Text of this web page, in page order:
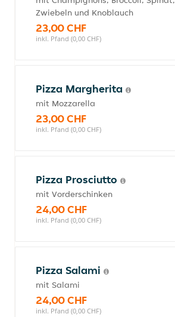
Zwiebeln und Knoblauch
23,00 CHF
inkl. Pfand (0,00 CHF)
Pizza Margherita
mit Mozzarella
23,00 CHF
inkl. Pfand (0,00 CHF)
Pizza Prosciutto
mit Vorderschinken
24,00 CHF
inkl. Pfand (0,00 CHF)
Pizza Salami
mit Salami
24,00 CHF
inkl. Pfand (0,00 CHF)